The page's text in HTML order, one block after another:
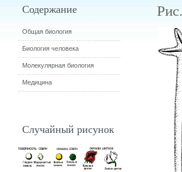
Содержание
Общая биология
Биология человека
Молекулярная биология
Медицина
Случайный рисунок